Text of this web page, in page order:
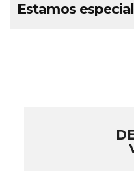
Estamos